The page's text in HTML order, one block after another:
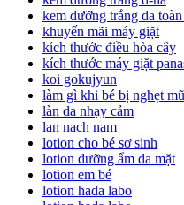
kem dưỡng trắng da
khuyến mãi máy giặt
kích thước điều hòa cây
kích thước máy giặt
koi gokujyun
làm gì khi bé bị nghẹt
làn da nhạy cảm
lan nach nam
lotion cho bé sơ sinh
lotion dưỡng ẩm da mặt
lotion em bé
lotion hada labo